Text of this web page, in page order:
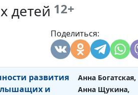
детей 12+
Поделиться:
обучения
Анна Богатская,
Анна Щукина,
педагог-психолог
развития
и
Анна Богатская,
Анна Щукина,